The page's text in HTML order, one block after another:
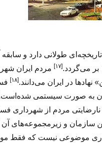
طولانی دارد و سابقه
[۱۷]
مردم ایران
نهادها در ایران می‌دانند.[۱۸]
به صورت سیستمی
مردم از شهرداری
سازمان و زیرمجموعه‌های
موضوعی نیست که فقط